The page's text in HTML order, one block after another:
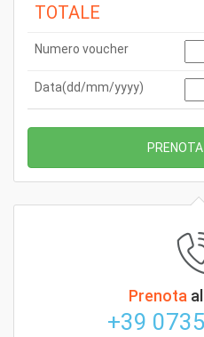
TOTALE
Numero voucher
Data(dd/mm/yyyy)
Prenotaal
+39